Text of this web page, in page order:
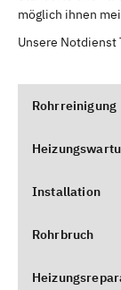
möglich ihnen
Unsere Notdienst
Rohrreinigung
Installation
Rohrbruch